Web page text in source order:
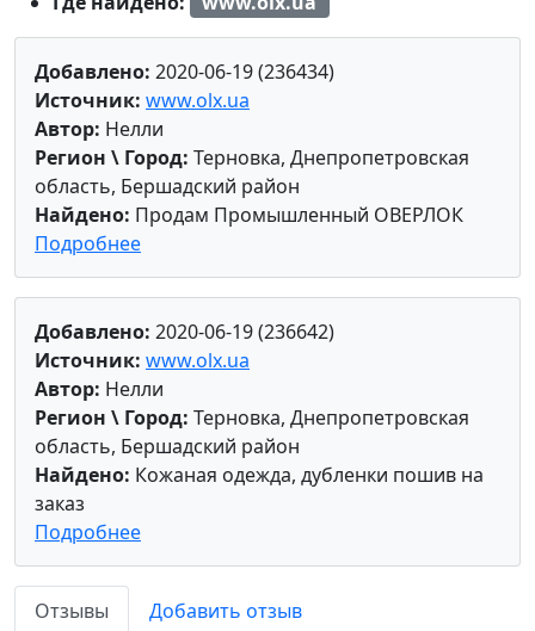
Добавлено: 2020-06-19 (236434)
Источник: www.olx.ua
Автор: Нелли
Регион \ Город: Терновка, Днепропетровская
область, Бершадский район
Найдено: Продам Промышленный ОВЕРЛОК
Подробнее
Добавлено: 2020-06-19 (236642)
Источник: www.olx.ua
Автор: Нелли
Регион \ Город: Терновка, Днепропетровская
область, Бершадский район
Найдено: Кожаная одежда, дубленки пошив на
заказ
Подробнее
Отзывы
Добавить отзыв